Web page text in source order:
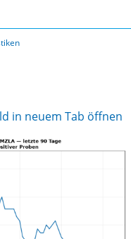
in neuem Tab öffnen